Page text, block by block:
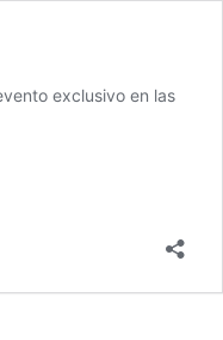
exclusivo en las